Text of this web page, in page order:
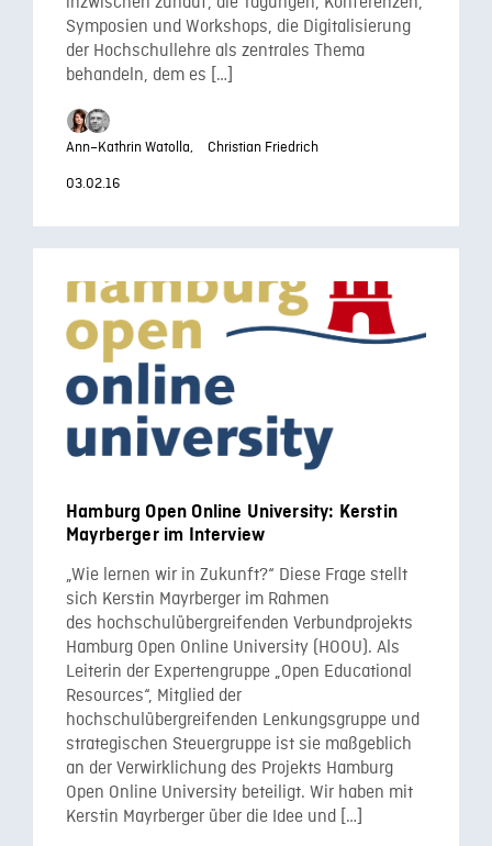
Symposien und Workshops, die Digitalisierung
der Hochschullehre als zentrales Thema
behandeln, dem es […]
Ann–Kathrin Watolla,
Christian Friedrich
03.02.16
Hamburg Open Online University: Kerstin
Mayrberger im Interview
„Wie lernen wir in Zukunft?“ Diese Frage stellt
sich Kerstin Mayrberger im Rahmen
des hochschulübergreifenden Verbundprojekts
Hamburg Open Online University (HOOU). Als
Leiterin der Expertengruppe „Open Educational
Resources“, Mitglied der
hochschulübergreifenden Lenkungsgruppe und
strategischen Steuergruppe ist sie maßgeblich
an der Verwirklichung des Projekts Hamburg
Open Online University beteiligt. Wir haben mit
Kerstin Mayrberger über die Idee und […]